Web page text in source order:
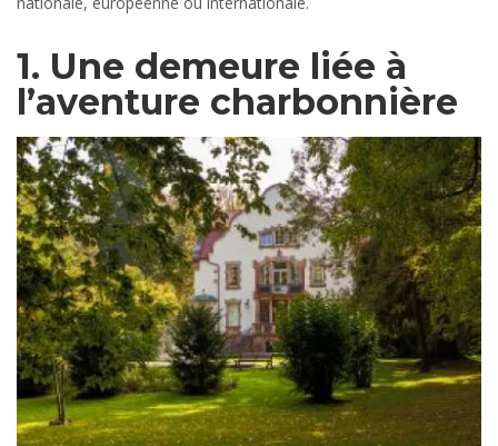
1. Une demeure liée à
l’aventure charbonnière